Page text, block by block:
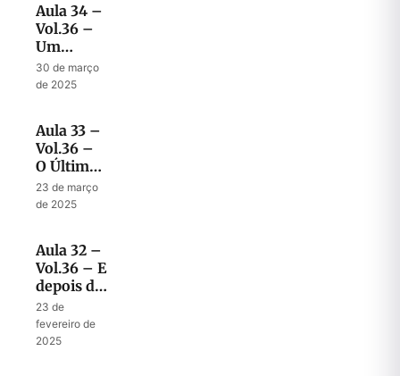
Aula 34 –
Vol.36 –
Um
Homem
Consumido
de Deus
30 de março
de 2025
Aula 33 –
Vol.36 –
O Último
Capítulo
da
23 de março
de 2025
Aula 32 –
Vol.36 – E
depois da
celebração?
23 de
fevereiro de
2025